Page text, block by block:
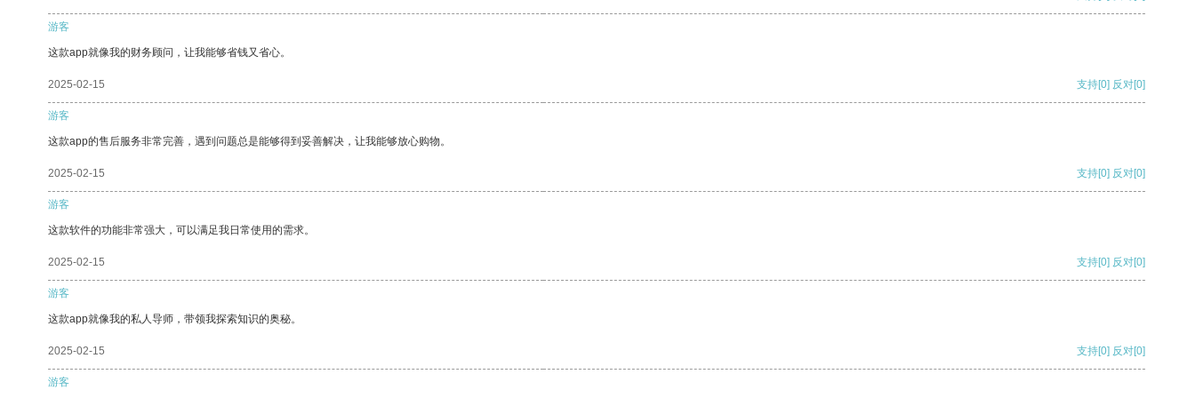
游客
这款app就像我的财务顾问，让我能够省钱又省心。
2025-02-15 支持[0] 反对[0]
游客
这款app的售后服务非常完善，遇到问题总是能够得到妥善解决，让我能够放心购物。
2025-02-15 支持[0] 反对[0]
游客
这款软件的功能非常强大，可以满足我日常使用的需求。
2025-02-15 支持[0] 反对[0]
游客
这款app就像我的私人导师，带领我探索知识的奥秘。
2025-02-15 支持[0] 反对[0]
游客